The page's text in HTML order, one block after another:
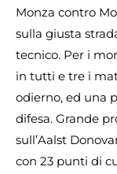
Monza contro
sulla giusta
tecnico. Per i
in tutti e tre i
odierno, ed una
difesa. Grande
sull’Aalst
con 23 punti di